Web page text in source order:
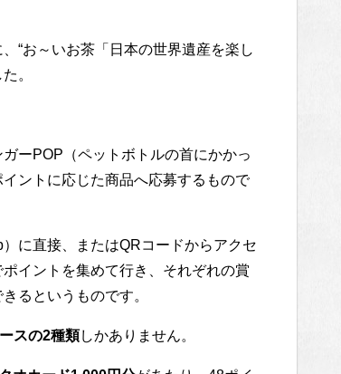
“お～いお茶「日本の世界遺産を楽し
。
ーPOP（ペットボトルの首にかかっ
ントに応じた商品へ応募するもので
に直接、またはQRコードからアクセ
イントを集めて行き、それぞれの賞
るというものです。
スの2種類しかありません。